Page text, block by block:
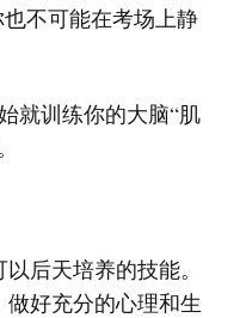
也不可能在考场上静
就训练你的大脑“肌
后天培养的技能。
好充分的心理和生